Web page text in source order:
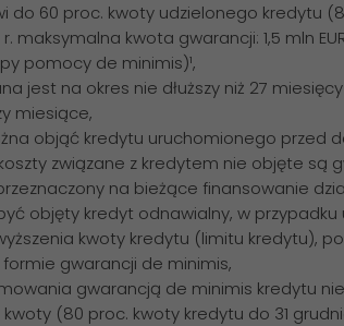
60 proc. kwoty udzielonego kredytu
r. maksymalna kwota gwarancji: 1,5 mln
pomocy de minimis)¹,
jest na okres nie dłuższy niż 27
miesiące,
objąć kredytu uruchomionego przed
związane z kredytem nie objęte są
na bieżące finansowanie
objęty kredyt odnawialny, w
kwoty kredytu (limitu kredytu),
gwarancji de minimis,
gwarancją de minimis kredytu
(80 proc. kwoty kredytu do 31